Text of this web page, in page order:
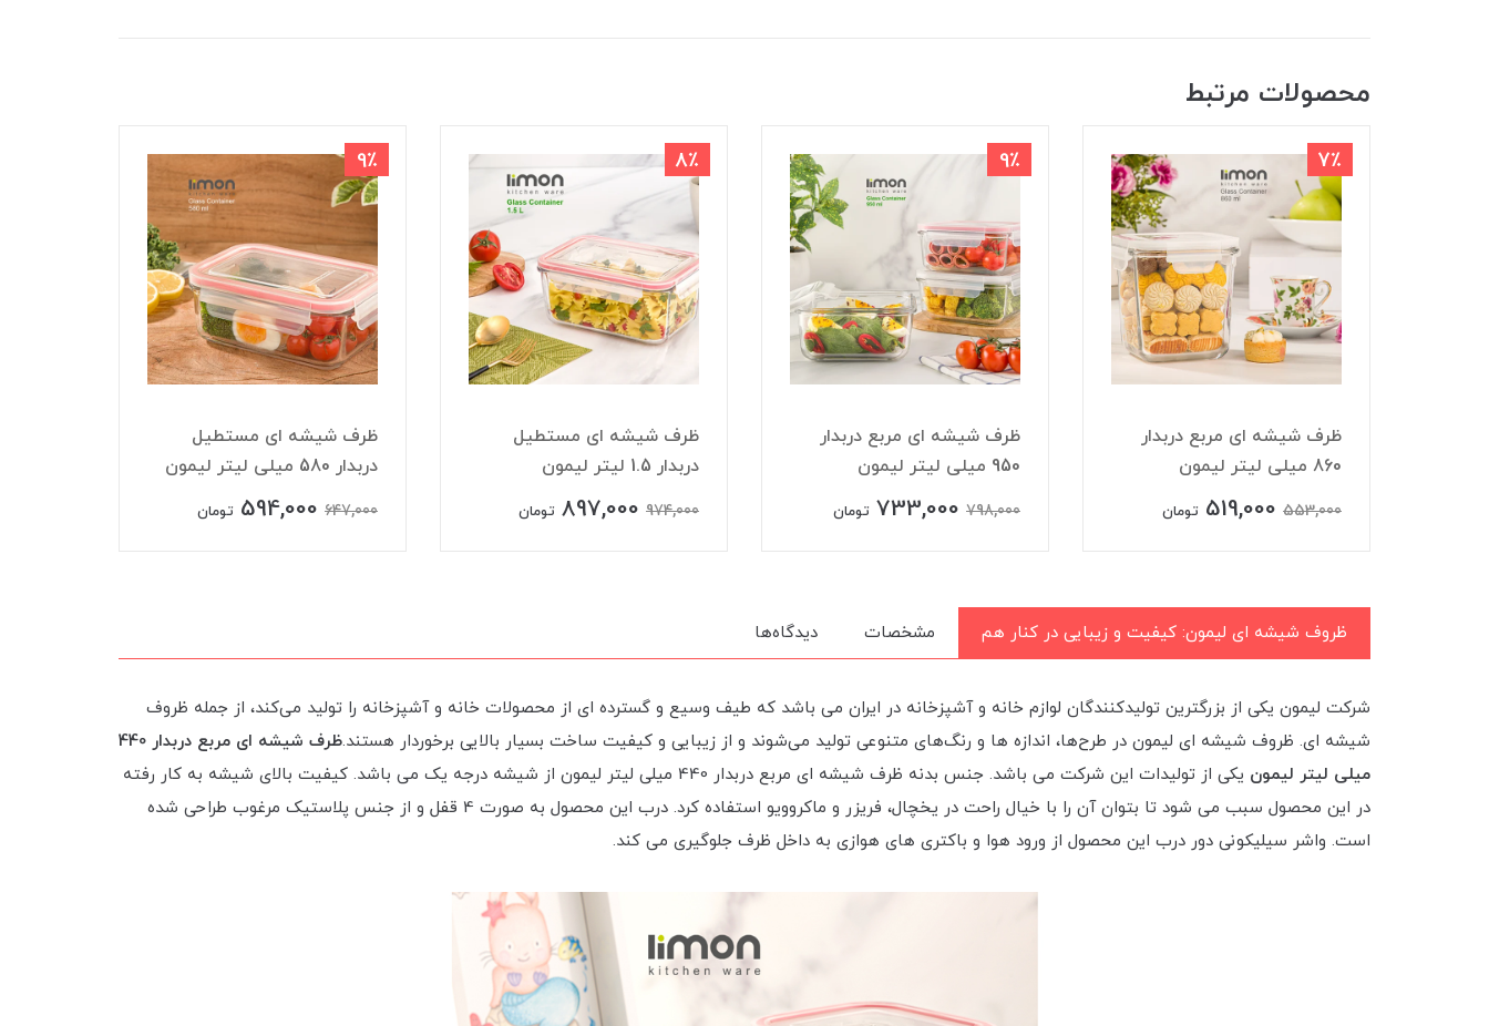
محصولات مرتبط
7٪
ظرف شیشه ای مربع دربدار
860 میلی لیتر لیمون
553,000
519,000 تومان
9٪
ظرف شیشه ای مربع دربدار
950 میلی لیتر لیمون
798,000
733,000 تومان
8٪
ظرف شیشه ای مستطیل
دربدار 1.5 لیتر لیمون
974,000
897,000 تومان
9٪
ظرف شیشه ای مستطیل
دربدار 580 میلی لیتر لیمون
647,000
594,000 تومان
ظروف شیشه ای لیمون: کیفیت و زیبایی در کنار هم مشخصات دیدگاه‌ها
شرکت لیمون یکی از بزرگترین تولیدکنندگان لوازم خانه و آشپزخانه در ایران می باشد که طیف وسیع و گسترده ای از محصولات خانه و آشپزخانه را تولید می‌کند، از جمله ظروف
شیشه ای. ظروف شیشه ای لیمون در طرح‌ها، اندازه ها و رنگ‌های متنوعی تولید می‌شوند و از زیبایی و کیفیت ساخت بسیار بالایی برخوردار هستند.
ظرف شیشه ای مربع دربدار 440
میلی لیتر لیمون
یکی از تولیدات این شرکت می باشد. جنس بدنه ظرف شیشه ای مربع دربدار 440 میلی لیتر لیمون از شیشه درجه یک می باشد. کیفیت بالای شیشه به کار رفته
در این محصول سبب می شود تا بتوان آن را با خیال راحت در یخچال، فریزر و ماکروویو استفاده کرد. درب این محصول به صورت 4 قفل و از جنس پلاستیک مرغوب طراحی شده
است. واشر سیلیکونی دور درب این محصول از ورود هوا و باکتری های هوازی به داخل ظرف جلوگیری می کند.